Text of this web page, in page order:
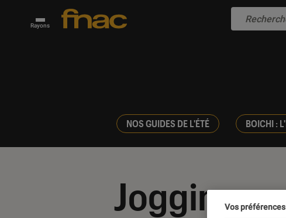
Rayons
NOS GUIDES DE L'ÉTÉ BOICHI :
Jogging
Vos